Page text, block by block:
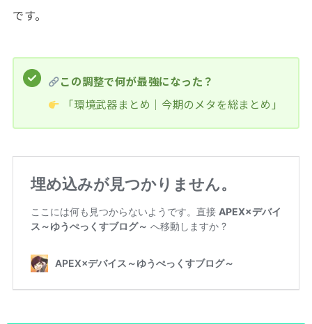
です。
この調整で何が最強になった？
「環境武器まとめ｜今期のメタを総まとめ」